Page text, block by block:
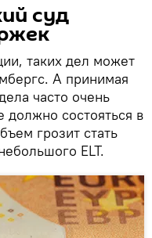
суд
таких дел может
А принимая
часто очень
состояться в
грозит стать
ELT.